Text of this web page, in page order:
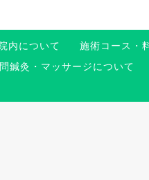
内について 施術コース・
問鍼灸・マッサージについて